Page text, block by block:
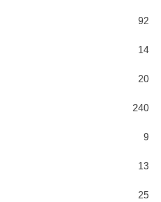
92
14
20
240
9
13
25